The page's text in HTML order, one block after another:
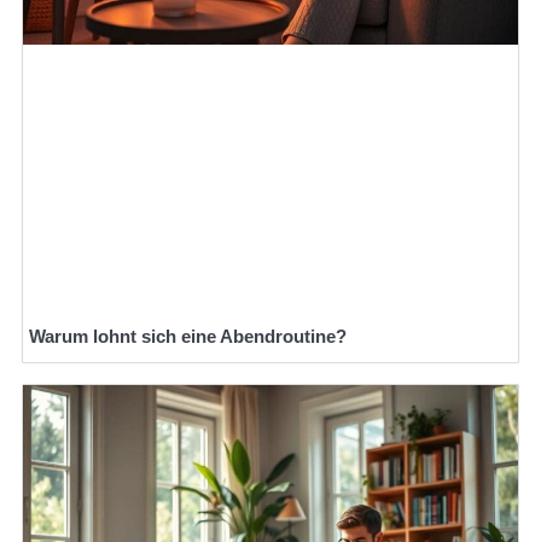
Warum lohnt sich eine Abendroutine?